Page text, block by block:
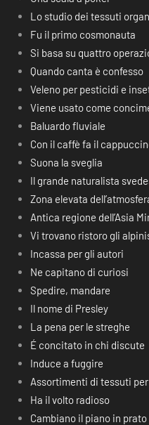
Lo studio dei tessuti
Fu il primo cosmonauta
Si basa su quattro
Quando canta è confesso
Veleno per pesticidi e
Viene usato come
Baluardo fluviale
Con il caffè fa il
Suona la sveglia
Il grande naturalista
Zona elevata
Antica regione dell’Asia
Vi trovano ristoro gli
Incassa per gli autori
Ne capitano di curiosi
Spedire, mandare
Il nome di Presley
La pena per le streghe
É concitato in chi discute
Induce a fuggire
Assortimenti di tessuti
Ha il volto radioso
Cambiano il piano in prato